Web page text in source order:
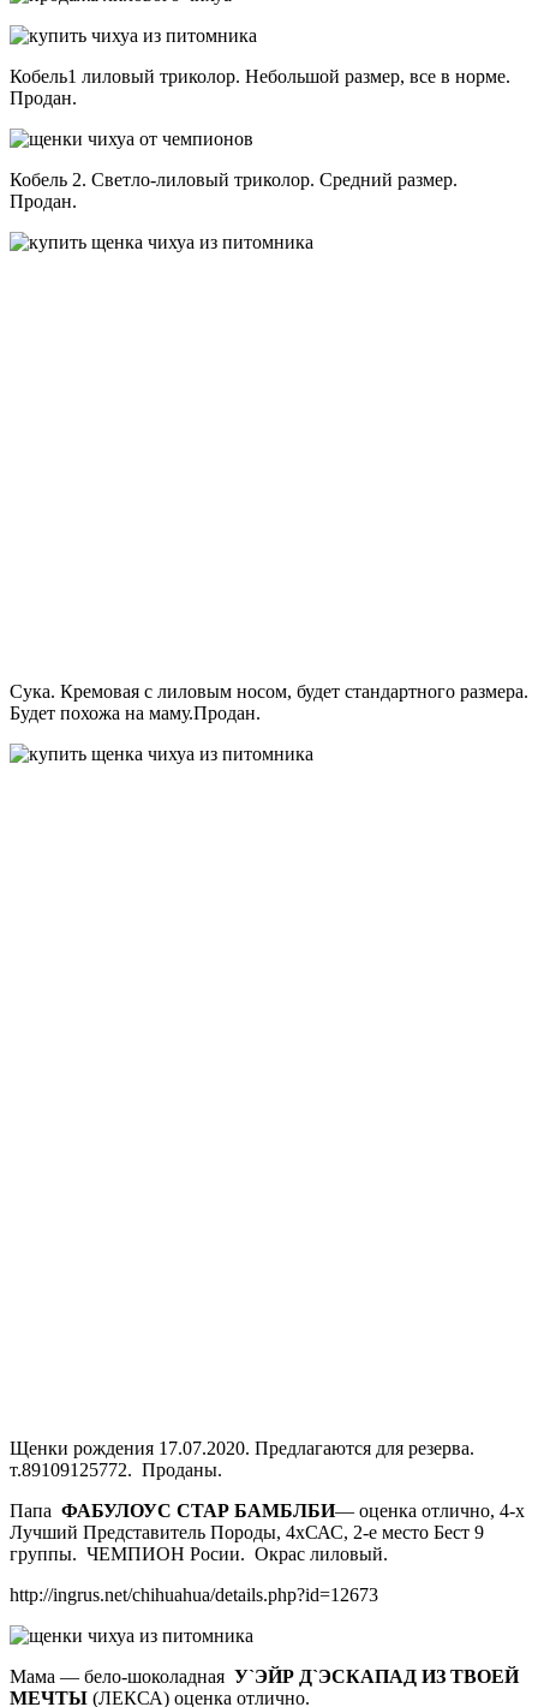
Кобель1 лиловый триколор. Небольшой размер, все в норме.
Продан.
Кобель 2. Светло-лиловый триколор. Средний размер.
Продан.
Сука. Кремовая с лиловым носом, будет стандартного размера.
Будет похожа на маму.Продан.
Щенки рождения 17.07.2020. Предлагаются для резерва.
т.89109125772. Проданы.
Папа ФАБУЛОУС СТАР БАМБЛБИ— оценка отлично, 4-х
Лучший Представитель Породы, 4хСАС, 2-е место Бест 9
группы. ЧЕМПИОН Росии. Окрас лиловый.
http://ingrus.net/chihuahua/details.php?id=12673
Мама — бело-шоколадная У`ЭЙР Д`ЭСКАПАД ИЗ ТВОЕЙ
МЕЧТЫ (ЛЕКСА) оценка отлично.